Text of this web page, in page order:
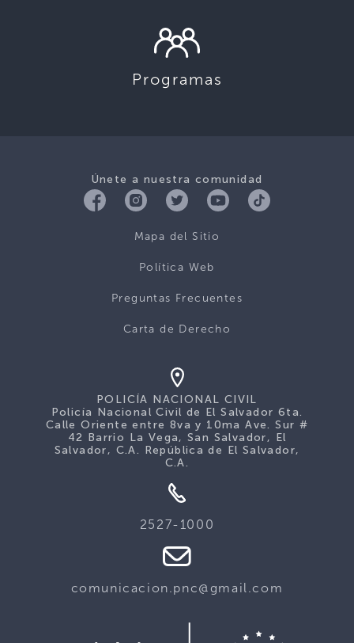
Programas
Únete a nuestra comunidad
Mapa del Sitio
Política Web
Preguntas Frecuentes
Carta de Derecho
POLICÍA NACIONAL CIVIL
Policía Nacional Civil de El Salvador 6ta.
Calle Oriente entre 8va y 10ma Ave. Sur #
42 Barrio La Vega, San Salvador, El
Salvador, C.A. República de El Salvador,
C.A.
2527-1000
comunicacion.pnc@gmail.com